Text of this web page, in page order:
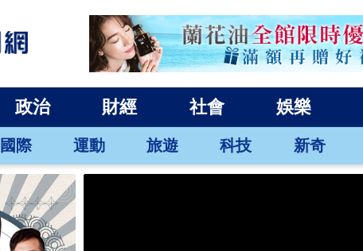
政治 財經 社會 娛樂
國際 運動 旅遊 科技 新奇